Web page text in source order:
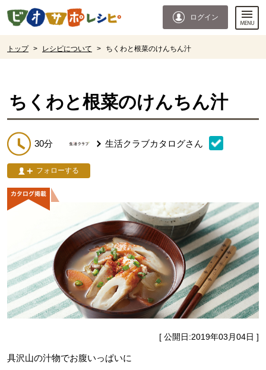
ページの先頭です。
ログイン
トップ > レシピについて > ちくわと根菜のけんちん汁
ちくわと根菜のけんちん汁
30分 生活クラブカタログさん
フォローする
[ 公開日:2019年03月04日 ]
具沢山の汁物でお腹いっぱいに